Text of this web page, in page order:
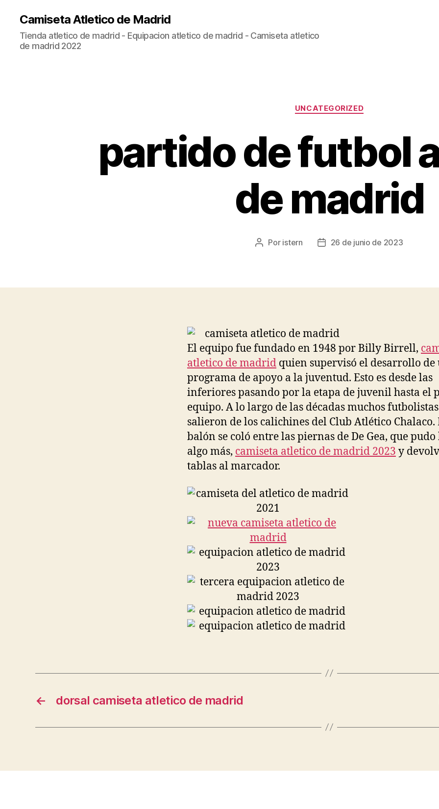
Camiseta Atletico de Madrid
Tienda atletico de madrid - Equipacion atletico de madrid - Camiseta atletico
de madrid 2022
Categorías
UNCATEGORIZED
partido de futbol
de madrid
Autor
Por istern
Fecha26 de junio de 2023
El equipo fue fundado en 1948 por Billy Birrell,
atletico de madrid quien supervisó el desarrollo de
programa de apoyo a la juventud. Esto es desde las
inferiores pasando por la etapa de juvenil hasta el
equipo. A lo largo de las décadas muchos futbolistas
salieron de los calichines del Club Atlético Chalaco.
balón se coló entre las piernas de De Gea, que pudo
algo más, camiseta atletico de madrid 2023 y
tablas al marcador.
← dorsal camiseta atletico de madrid